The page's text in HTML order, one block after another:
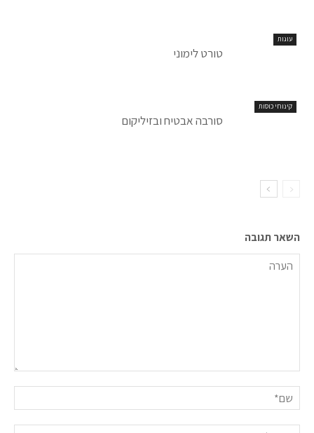
עוגות
טורט לימוני
קינוחי כוסות
סורבה אבטיח ובזיליקום
השאר תגובה